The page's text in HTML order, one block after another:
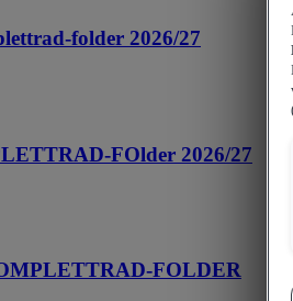
folder 2026/27
FOlder 2026/27
FOLDER